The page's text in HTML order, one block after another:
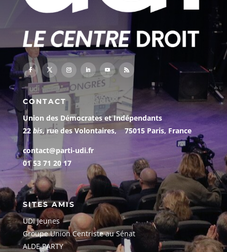
CONTACT
Union des Démocrates et Indépendants
22 bis, rue des Volontaires, 75015 Paris, France
contact@parti-udi.fr
01 53 71 20 17
SITES AMIS
UDI Jeunes
Groupe Union Centriste au Sénat
ALDE PARTY